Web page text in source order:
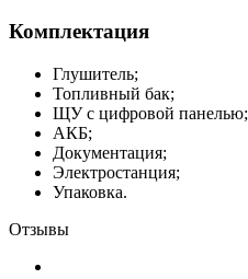
Комплектация
Глушитель;
Топливный бак;
ЩУ с цифровой панелью;
АКБ;
Документация;
Электростанция;
Упаковка.
Отзывы